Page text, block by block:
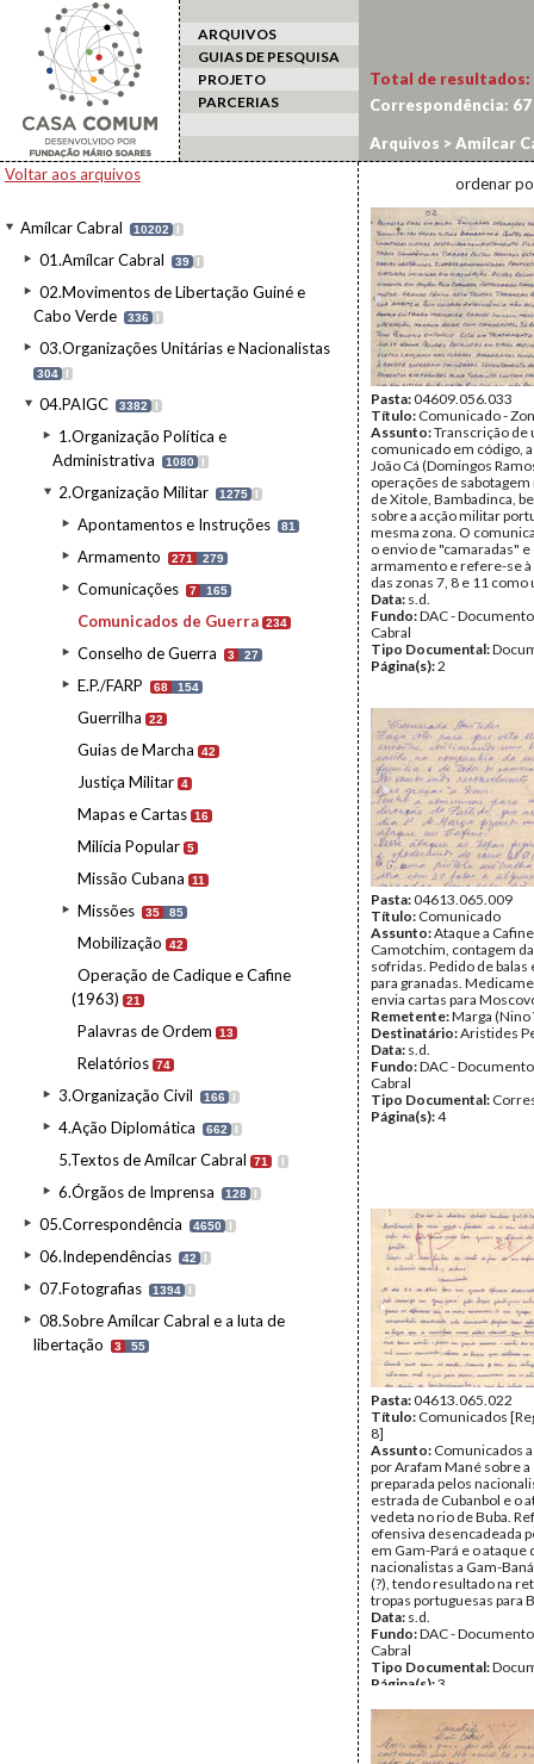
ARQUIVOS
GUIAS DE PESQUISA
PROJETO
PARCERIAS
Voltar aos arquivos
Amílcar Cabral 10202 I
01.Amílcar Cabral 39 I
02.Movimentos de Libertação Guiné e
Cabo Verde
336 I
03.Organizações Unitárias e Nacionalistas
304 I
04.PAIGC 3382 I
1.Organização Política e
Administrativa
1080 I
2.Organização Militar 1275 I
Apontamentos e Instruções 81
Armamento 271 279
Comunicações 7 165
Comunicados de Guerra 234
Conselho de Guerra 3 27
E.P./FARP 68 154
Guerrilha 22
Guias de Marcha 42
Justiça Militar 4
Mapas e Cartas 16
Milícia Popular 5
Missão Cubana 11
Missões 35 85
Mobilização 42
Operação de Cadique e Cafine
(1963)
21
Palavras de Ordem 13
Relatórios 74
3.Organização Civil 166 I
4.Ação Diplomática 662 I
5.Textos de Amílcar Cabral 71 I
6.Órgãos de Imprensa 128 I
05.Correspondência 4650 I
06.Independências 42 I
07.Fotografias 1394 I
08.Sobre Amílcar Cabral e a luta de
libertação
3 55
Total de resultados:
Correspondência: 67
Arquivos >Amílcar
ordenar
Pasta:04609.056.033
Título: Comunicado -
Assunto:Transcrição de
comunicado em código,
João Cá (Domingos
operações de sabotagem
de Xitole, Bambadinca,
sobre a acção militar
mesma zona. O
o envio de "camaradas" e
armamento e refere-se à
das zonas 7, 8 e 11
Data: s.d.
Fundo:DAC -
Cabral
Tipo Documental:
Página(s):2
Pasta:04613.065.009
Título: Comunicado
Assunto:Ataque a
Camotchim, contagem
sofridas. Pedido de balas
para granadas.
envia cartas para
Remetente:Marga (Nino
Destinatário:Aristides
Data: s.d.
Fundo:DAC -
Cabral
Tipo Documental:
Página(s):4
Pasta:04613.065.022
Título: Comunicados
8]
Assunto: Comunicados
por Arafam Mané sobre
preparada pelos
estrada de Cubanbol e o
vedeta no rio de Buba.
ofensiva desencadeada
em Gam-Pará e o ataque
nacionalistas a Gam-
(?), tendo resultado na
tropas portuguesas para
Data: s.d.
Fundo:DAC -
Cabral
Tipo Documental:
Página(s):3